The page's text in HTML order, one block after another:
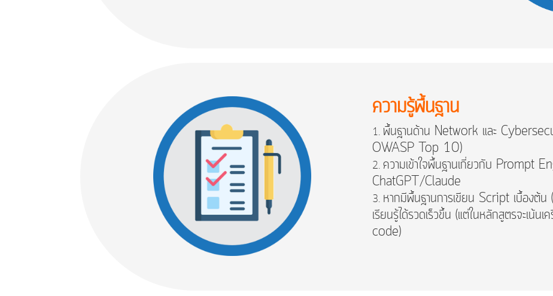
ความรู้พื้นฐาน
พื้นฐานด้าน Network และ
OWASP Top 10)
ความเข้าใจพื้นฐานเกี่ยวกับ Prompt
ChatGPT/Claude
หากมีพื้นฐานการเขียน Script เบื้องต้
เรียนรู้ได้รวดเร็วขึ้น (แต่ในหลักสูตรจะเน้
code)